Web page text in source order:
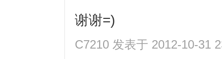
谢谢=)
C7210 发表于 2012-10-31